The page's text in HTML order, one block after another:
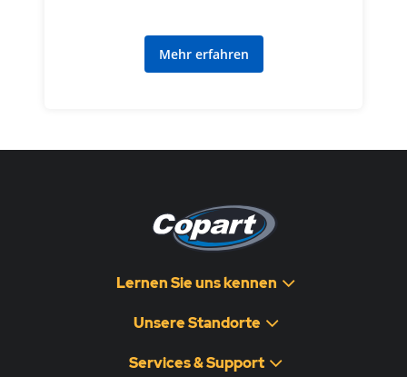
Mehr erfahren
Lernen Sie uns kennen
Unsere Standorte
Services & Support